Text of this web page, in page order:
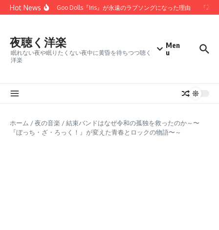
コンテンツへスキップ
Hot News
かった」——Goo Goo Dolls『Iris』が永遠のラブソングになった理由 「25年
夜聴く洋楽
眠れない夜や眠りたくない夜中に黄昏を待ちつつ聴く
洋楽
Men
u
ホーム /夜の音楽 /結束バンドはなぜ令和の孤独を救ったのか～〜
『ぼっち・ざ・ろっく！』が変えた青春とロックの物語〜～